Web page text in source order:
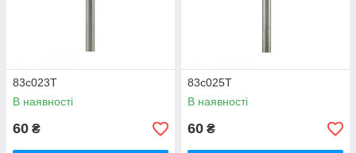
83с023Т
В наявності
60 ₴
83с025Т
В наявності
60 ₴